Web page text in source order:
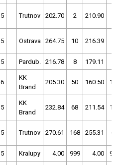
Trutnov 202.70 2 210.90
Ostrava 264.75 10 216.39
Pardub. 216.78 8 179.11
KK
Brand
205.30 50 160.50
KK
Brand
232.84 68 211.54
Trutnov 270.61 168 255.31 64
Kralupy 4.00 999 4.00